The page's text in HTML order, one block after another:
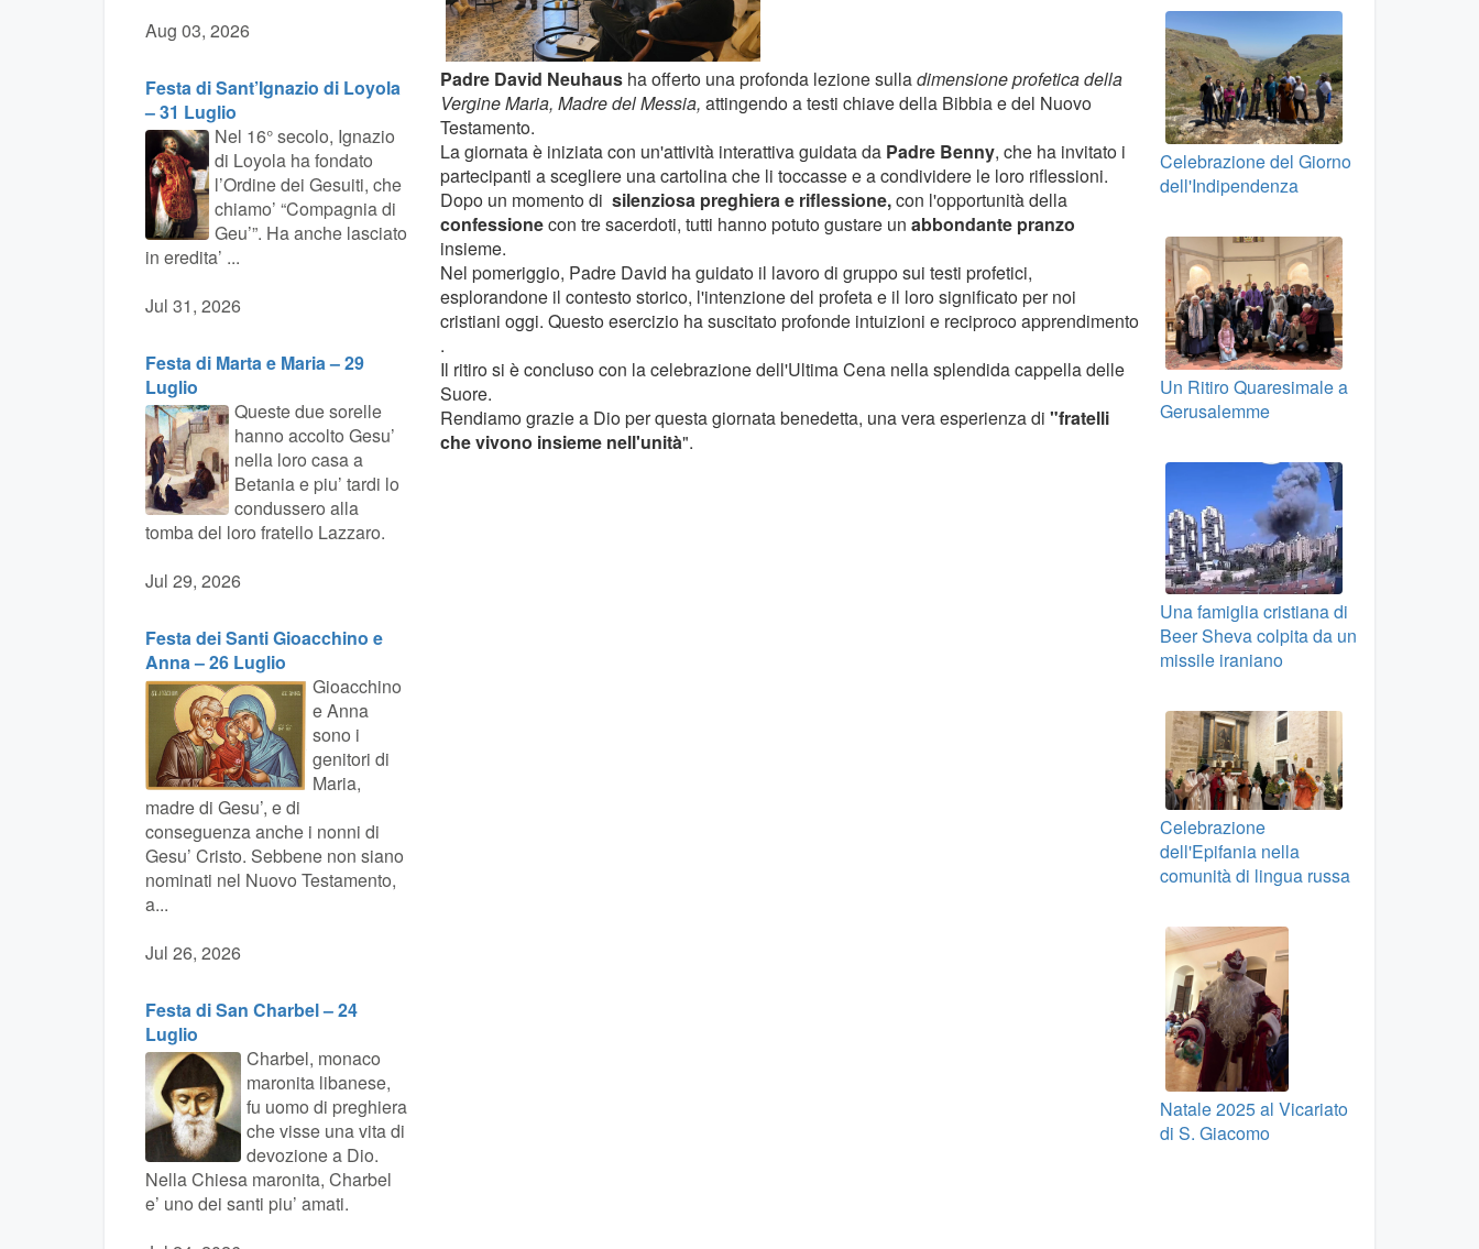
Aug 03, 2026
Festa di Sant’Ignazio di Loyola
– 31 Luglio
Nel 16° secolo, Ignazio
di Loyola ha fondato
l’Ordine dei Gesuiti, che
chiamo’ “Compagnia di
Geu’”. Ha anche lasciato
in eredita’ ...
Jul 31, 2026
Festa di Marta e Maria – 29
Luglio
Queste due sorelle
hanno accolto Gesu’
nella loro casa a
Betania e piu’ tardi lo
condussero alla
tomba del loro fratello Lazzaro.
Jul 29, 2026
Festa dei Santi Gioacchino e
Anna – 26 Luglio
Gioacchino
e Anna
sono i
genitori di
Maria,
madre di Gesu’, e di
conseguenza anche i nonni di
Gesu’ Cristo. Sebbene non siano
nominati nel Nuovo Testamento,
a...
Jul 26, 2026
Festa di San Charbel – 24
Luglio
Charbel, monaco
maronita libanese,
fu uomo di preghiera
che visse una vita di
devozione a Dio.
Nella Chiesa maronita, Charbel
e’ uno dei santi piu’ amati.
Padre David Neuhausha offerto una profonda lezione sulladimensione profetica della
Vergine Maria, Madre del Messia, attingendo a testi chiave della Bibbia e del Nuovo
Testamento.
La giornata è iniziata con un'attività interattiva guidata da Padre Benny, che ha invitato i
partecipanti a scegliere una cartolina che li toccasse e a condividere le loro riflessioni.
Dopo un momento di silenziosa preghiera e riflessione,con l'opportunità della
confessionecon tre sacerdoti, tutti hanno potuto gustare un abbondante pranzo
insieme.
Nel pomeriggio, Padre David ha guidato il lavoro di gruppo sui testi profetici,
esplorandone il contesto storico, l'intenzione del profeta e il loro significato per noi
cristiani oggi. Questo esercizio ha suscitato profonde intuizioni e reciproco apprendimento
.
Il ritiro si è concluso con la celebrazione dell'Ultima Cena nella splendida cappella delle
Suore.
Rendiamo grazie a Dio per questa giornata benedetta, una vera esperienza di "fratelli
che vivono insieme nell'unità".
Celebrazione del Giorno
dell'Indipendenza
Un Ritiro Quaresimale a
Gerusalemme
Una famiglia cristiana di
Beer Sheva colpita da un
missile iraniano
Celebrazione
dell'Epifania nella
comunità di lingua russa
Natale 2025 al Vicariato
di S. Giacomo